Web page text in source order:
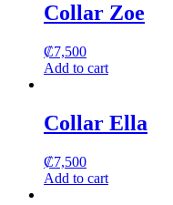
Collar Zoe
₡7,500
Add to cart
Collar Ella
₡7,500
Add to cart